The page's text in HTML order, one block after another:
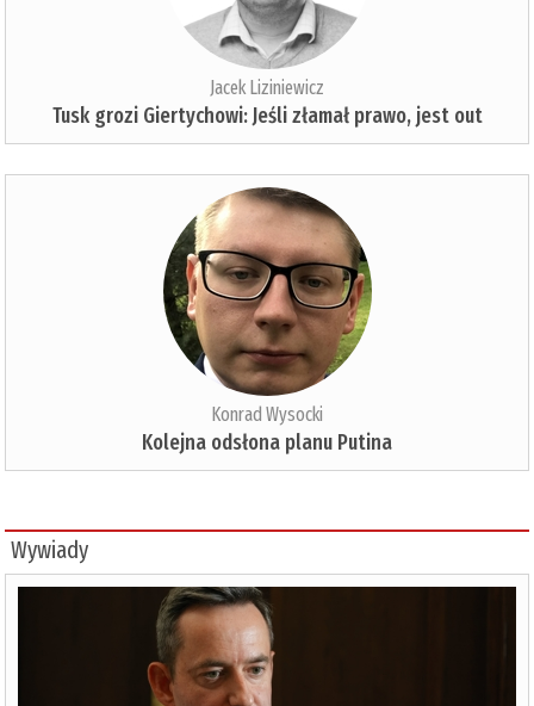
Jacek Liziniewicz
Tusk grozi Giertychowi: Jeśli złamał prawo, jest out
Konrad Wysocki
Kolejna odsłona planu Putina
Wywiady